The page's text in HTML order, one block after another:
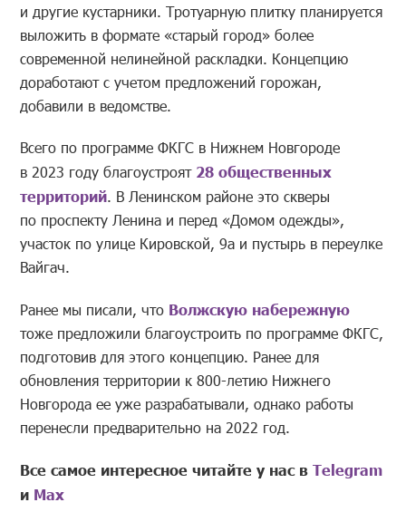
и другие кустарники. Тротуарную плитку планируется
выложить в формате «старый город» более
современной нелинейной раскладки. Концепцию
доработают с учетом предложений горожан,
добавили в ведомстве.
Всего по программе ФКГС в Нижнем Новгороде
в 2023 году благоустроят 28 общественных
территорий. В Ленинском районе это скверы
по проспекту Ленина и перед «Домом одежды»,
участок по улице Кировской, 9а и пустырь в переулке
Вайгач.
Ранее мы писали, что Волжскую набережную
тоже предложили благоустроить по программе ФКГС,
подготовив для этого концепцию. Ранее для
обновления территории к 800-летию Нижнего
Новгорода ее уже разрабатывали, однако работы
перенесли предварительно на 2022 год.
Все самое интересное читайте у нас вTelegram
и Mах